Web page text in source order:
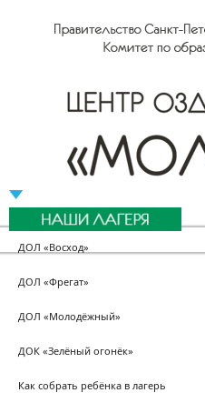
ДОЛ «Восход»
ДОЛ «Фрегат»
ДОЛ «Молодёжный»
ДОК «Зелёный огонёк»
Как собрать ребёнка в лагерь